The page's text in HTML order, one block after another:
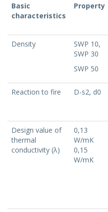
Basic
characteristics
Property
Density
SWP 10,
SWP 30
SWP 50
Reaction to fire D-s2, d0
Design value of
thermal
conductivity (λ)
0,13
W/mK
0,15
W/mK